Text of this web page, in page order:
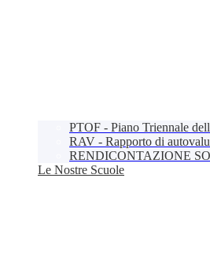
PTOF - Piano Triennale
RAV - Rapporto di
RENDICONTAZIONE
Le Nostre Scuole